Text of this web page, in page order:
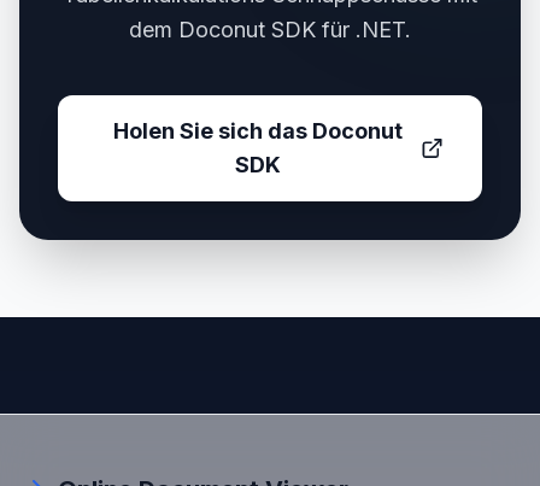
dem Doconut SDK für .NET.
Holen Sie sich das Doconut
SDK